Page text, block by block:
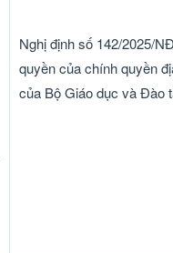
Nghị định số 142/2025/
quyền của chính quyền
của Bộ Giáo dục và Đào